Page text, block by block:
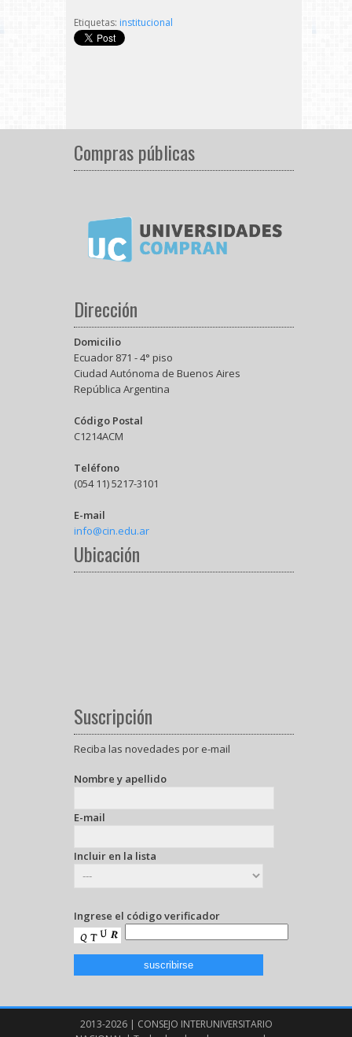
Etiquetas: institucional
Compras públicas
Dirección
Domicilio
Ecuador 871 - 4° piso
Ciudad Autónoma de Buenos Aires
República Argentina
Código Postal
C1214ACM
Teléfono
(054 11) 5217-3101
E-mail
info@cin.edu.ar
Ubicación
Suscripción
Reciba las novedades por e-mail
Nombre y apellido
E-mail
Incluir en la lista
Ingrese el código verificador
2013-2026 | CONSEJO INTERUNIVERSITARIO